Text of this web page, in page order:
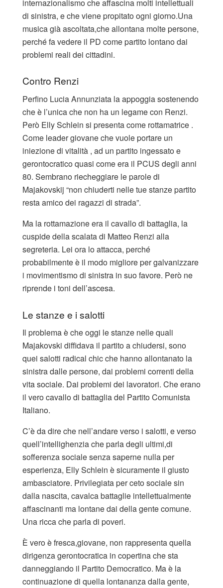
internazionalismo che affascina molti intellettuali
di sinistra, e che viene propitato ogni giorno.Una
musica già ascoltata,che allontana molte persone,
perché fa vedere il PD come partito lontano dai
problemi reali dei cittadini.
Contro Renzi
Perfino Lucia Annunziata la appoggia sostenendo
che è l’unica che non ha un legame con Renzi.
Però Elly Schlein si presenta come rottamatrice .
Come leader giovane che vuole portare un
iniezione di vitalità , ad un partito ingessato e
gerontocratico quasi come era il PCUS degli anni
80. Sembrano riecheggiare le parole di
Majakovskij “non chiuderti nelle tue stanze partito
resta amico dei ragazzi di strada”.
Ma la rottamazione era il cavallo di battaglia, la
cuspide della scalata di Matteo Renzi alla
segreteria. Lei ora lo attacca, perché
probabilmente è il modo migliore per galvanizzare
i movimentismo di sinistra in suo favore. Però ne
riprende i toni dell’ascesa.
Le stanze e i salotti
Il problema è che oggi le stanze nelle quali
Majakovski diffidava il partito a chiudersi, sono
quei salotti radical chic che hanno allontanato la
sinistra dalle persone, dai problemi correnti della
vita sociale. Dai problemi dei lavoratori. Che erano
il vero cavallo di battaglia del Partito Comunista
Italiano.
C’è da dire che nell’andare verso i salotti, e verso
quell’intellighenzia che parla degli ultimi,di
sofferenza sociale senza saperne nulla per
esperienza, Elly Schlein è sicuramente il giusto
ambasciatore. Privilegiata per ceto sociale sin
dalla nascita, cavalca battaglie intellettualmente
affascinanti ma lontane dai della gente comune.
Una ricca che parla di poveri.
È vero è fresca,giovane, non rappresenta quella
dirigenza gerontocratica in copertina che sta
danneggiando il Partito Democratico. Ma è la
continuazione di quella lontananza dalla gente,